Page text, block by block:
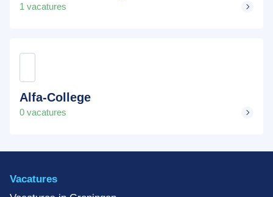
1 vacatures
Alfa-College
0 vacatures
Vacatures